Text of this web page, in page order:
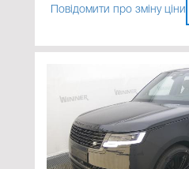
Повідомити про зміну ціни